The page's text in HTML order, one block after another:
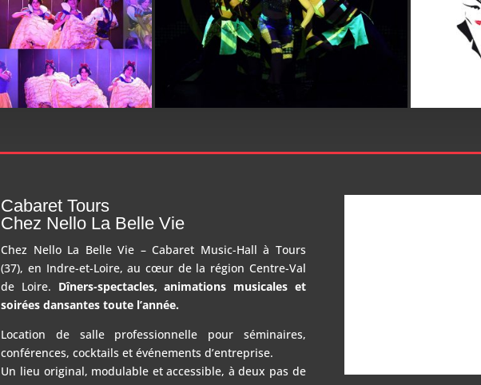
Cabaret Tours
Chez Nello La Belle Vie
Chez Nello La Belle Vie – Cabaret Music-Hall à Tours
(37), en Indre-et-Loire, au cœur de la région Centre-Val
de Loire. Dîners-spectacles, animations musicales et
soirées dansantes toute l’année.
Location de salle professionnelle pour séminaires,
conférences, cocktails et événements d’entreprise.
Un lieu original, modulable et accessible, à deux pas de